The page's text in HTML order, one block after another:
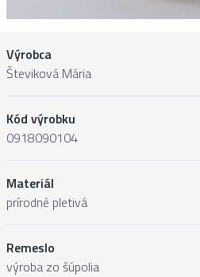
Výrobca
Števiková Mária
Kód výrobku
0918090104
Materiál
prírodné pletivá
Remeslo
výroba zo šúpolia